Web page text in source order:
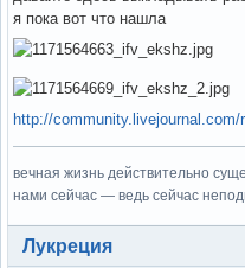
я пока вот что нашла
http://community.livejournal.com/
вечная жизнь действительно
нами сейчас — ведь сейчас
Вне форума
Лукреция